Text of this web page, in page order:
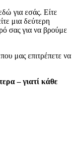
για εσάς. Είτε
μια δεύτερη
σας για να βρούμε
μας επιτρέπετε να
– γιατί κάθε